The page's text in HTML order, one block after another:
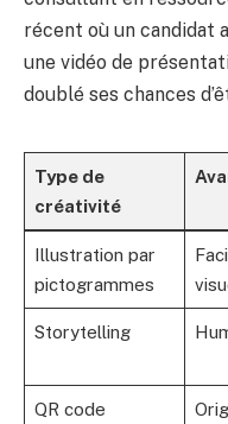
récent où un candidat
une vidéo de
doublé ses chances
Type de
créativité
Illustration par
pictogrammes
Storytelling
QR code